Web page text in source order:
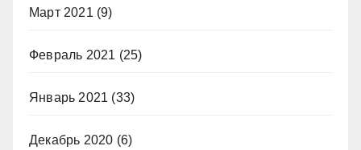
Март 2021 (9)
Февраль 2021 (25)
Январь 2021 (33)
Декабрь 2020 (6)